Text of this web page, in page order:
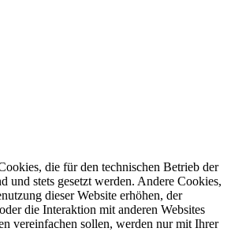
die für den technischen Betrieb der
und stets gesetzt werden. Andere Cookies,
dieser Website erhöhen, der
die Interaktion mit anderen Websites
vereinfachen sollen, werden nur mit Ihrer